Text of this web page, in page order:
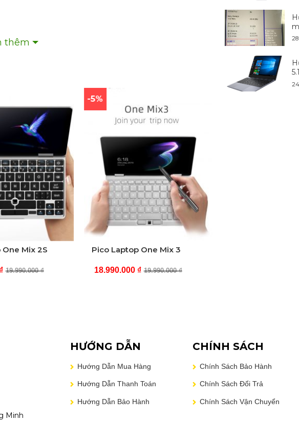
AC – 2.4G + 5.0G dual Wi-Fi
thêm
Mix 2S
19.990.000₫
₫
-5%
Pico Laptop One Mix 3
19.990.000₫
18.990.000 ₫
Minh
HƯỚNG DẪN
Hướng Dẫn Mua Hàng
Hướng Dẫn Thanh Toán
Hướng Dẫn Bảo Hành
CHÍNH SÁCH
Chính Sách Bảo Hành
Chính Sách Đổi Trả
Chính Sách Vận Chuyển